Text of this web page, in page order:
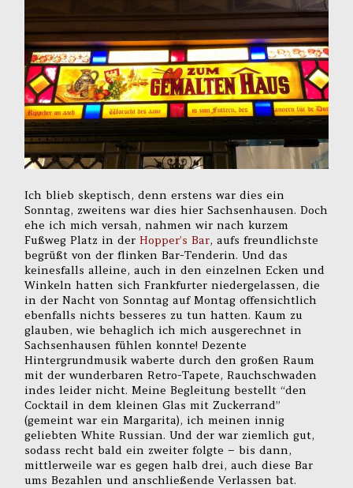
Ich blieb skeptisch, denn erstens war dies ein
Sonntag, zweitens war dies hier Sachsenhausen. Doch
ehe ich mich versah, nahmen wir nach kurzem
Fußweg Platz in der Hopper’s Bar, aufs freundlichste
begrüßt von der flinken Bar-Tenderin. Und das
keinesfalls alleine, auch in den einzelnen Ecken und
Winkeln hatten sich Frankfurter niedergelassen, die
in der Nacht von Sonntag auf Montag offensichtlich
ebenfalls nichts besseres zu tun hatten. Kaum zu
glauben, wie behaglich ich mich ausgerechnet in
Sachsenhausen fühlen konnte! Dezente
Hintergrundmusik waberte durch den großen Raum
mit der wunderbaren Retro-Tapete, Rauchschwaden
indes leider nicht. Meine Begleitung bestellt “den
Cocktail in dem kleinen Glas mit Zuckerrand”
(gemeint war ein Margarita), ich meinen innig
geliebten White Russian. Und der war ziemlich gut,
sodass recht bald ein zweiter folgte – bis dann,
mittlerweile war es gegen halb drei, auch diese Bar
ums Bezahlen und anschließende Verlassen bat.